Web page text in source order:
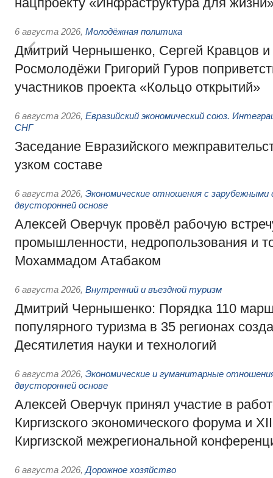
6 августа 2026, Молодёжная политика
Дмитрий Чернышенко, Сергей Кравцов и
Росмолодёжи Григорий Гуров
участников проекта «Кольцо открытий»
6 августа 2026, Евразийский экономический союз.
СНГ
Заседание Евразийского
узком составе
6 августа 2026, Экономические отношения с
двусторонней основе
Алексей Оверчук провёл рабочую
промышленности, недропользования и
Мохаммадом Атабаком
6 августа 2026, Внутренний и въездной туризм
Дмитрий Чернышенко: Порядка 110
популярного туризма в 35 регионах
Десятилетия науки и технологий
6 августа 2026, Экономические и гуманитарные
двусторонней основе
Алексей Оверчук принял участие в
Киргизского экономического форума и
Киргизской межрегиональной
6 августа 2026, Дорожное хозяйство